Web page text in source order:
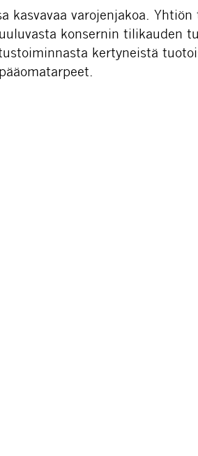
kasvavaa varojenjakoa.
konsernin tilikauden
kertyneistä